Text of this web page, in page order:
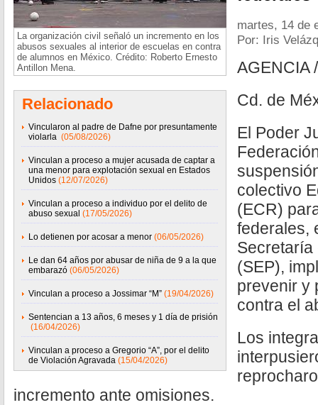
La organización civil señaló un incremento en los
abusos sexuales al interior de escuelas en contra
de alumnos en México. Crédito: Roberto Ernesto
Antillon Mena.
Relacionado
Vincularon al padre de Dafne por presuntamente
violarla (05/08/2026)
Vinculan a proceso a mujer acusada de captar a
una menor para explotación sexual en Estados
Unidos (12/07/2026)
Vinculan a proceso a individuo por el delito de
abuso sexual (17/05/2026)
Lo detienen por acosar a menor (06/05/2026)
Le dan 64 años por abusar de niña de 9 a la que
embarazó (06/05/2026)
Vinculan a proceso a Jossimar “M” (19/04/2026)
Sentencian a 13 años, 6 meses y 1 día de prisión
(16/04/2026)
Vinculan a proceso a Gregorio “A”, por el delito
de Violación Agravada (15/04/2026)
martes, 14 de
Por: Iris
AGENCIA
Cd. de
El Poder
colectivo
(ECR)
federales,
Secretaría
(SEP),
prevenir y
contra el
Los
incremento ante omisiones.